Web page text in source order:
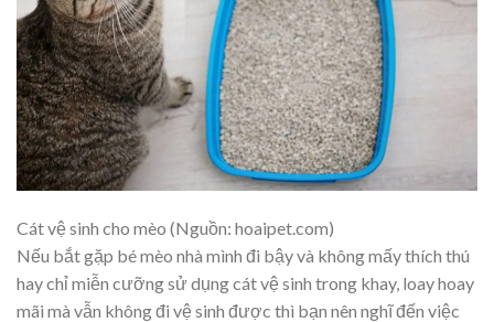
Cát vệ sinh cho mèo (Nguồn: hoaipet.com)
Nếu bắt gặp bé mèo nhà mình đi bậy và không mấy thích thú
hay chỉ miễn cưỡng sử dụng cát vệ sinh trong khay, loay hoay
mãi mà vẫn không đi vệ sinh được thì bạn nên nghĩ đến việc